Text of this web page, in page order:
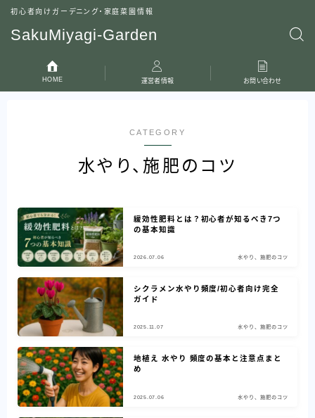
SakuMiyagi-Garden
初心者向けガーデニング・家庭菜園情報
HOME 運営者情報 お問い合わせ
CATEGORY
水やり、施肥のコツ
緩効性肥料とは？初心者が知るべき7つ
の基本知識
2026.07.06 水やり、施肥のコツ
シクラメン水やり頻度/初心者向け完全
ガイド
2025.11.07 水やり、施肥のコツ
地植え 水やり 頻度の基本と注意点まと
め
2025.07.06 水やり、施肥のコツ